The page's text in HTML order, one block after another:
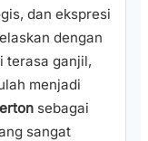
dan ekspresi
dengan
terasa ganjil,
menjadi
sebagai
sangat